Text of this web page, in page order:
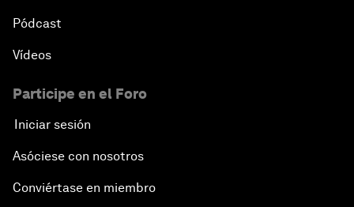
Pódcast
Vídeos
Participe en el Foro
Iniciar sesión
Asóciese con nosotros
Conviértase en miembro